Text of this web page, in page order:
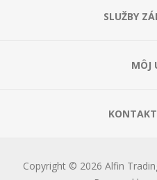
SLUŽBY
MÔJ
Copyright © 2026 Alfin